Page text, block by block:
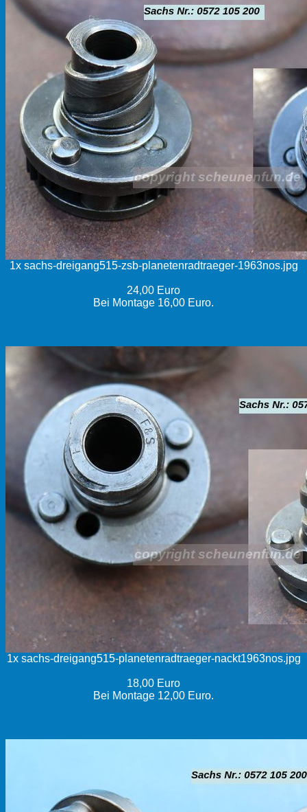
1x sachs-dreigang515-zsb-planetenradtraeger-1963nos.jpg
24,00 Euro
Bei Montage 16,00 Euro.
1x sachs-dreigang515-planetenradtraeger-nackt1963nos.jpg
18,00 Euro
Bei Montage 12,00 Euro.